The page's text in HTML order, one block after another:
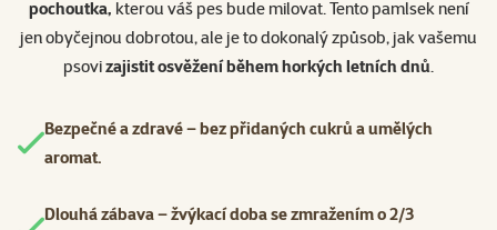
pochoutka, kterou váš pes bude milovat. Tento pamlsek není
jen obyčejnou dobrotou, ale je to dokonalý způsob, jak vašemu
psovizajistit osvěžení během horkých letních dnů
Bezpečné a zdravé – bez přidaných cukrů a umělých
aromat.
Dlouhá zábava – žvýkací doba se zmražením o 2/3